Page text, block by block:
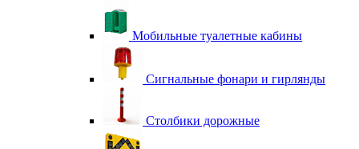
Мобильные туалетные кабины
Сигнальные фонари и гирлянды
Столбики дорожные